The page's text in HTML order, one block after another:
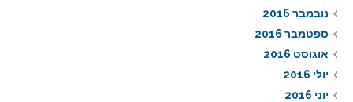
נובמבר 2016
ספטמבר 2016
אוגוסט 2016
יולי 2016
יוני 2016